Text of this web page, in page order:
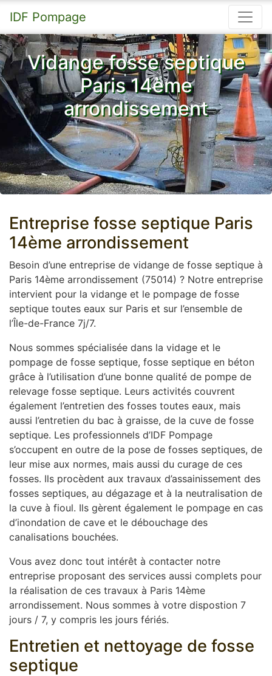
IDF Pompage
Vidange fosse septique
Paris 14ème
arrondissement
Entreprise fosse septique Paris
14ème arrondissement
Besoin d’une entreprise de vidange de fosse septique à
Paris 14ème arrondissement (75014) ? Notre entreprise
intervient pour la vidange et le pompage de fosse
septique toutes eaux sur Paris et sur l’ensemble de
l’Île-de-France 7j/7.
Nous sommes spécialisée dans la vidage et le
pompage de fosse septique, fosse septique en béton
grâce à l’utilisation d’une bonne qualité de pompe de
relevage fosse septique. Leurs activités couvrent
également l’entretien des fosses toutes eaux, mais
aussi l’entretien du bac à graisse, de la cuve de fosse
septique. Les professionnels d’IDF Pompage
s’occupent en outre de la pose de fosses septiques, de
leur mise aux normes, mais aussi du curage de ces
fosses. Ils procèdent aux travaux d’assainissement des
fosses septiques, au dégazage et à la neutralisation de
la cuve à fioul. Ils gèrent également le pompage en cas
d’inondation de cave et le débouchage des
canalisations bouchées.
Vous avez donc tout intérêt à contacter notre
entreprise proposant des services aussi complets pour
la réalisation de ces travaux à Paris 14ème
arrondissement. Nous sommes à votre dispostion 7
jours / 7, y compris les jours fériés.
Entretien et nettoyage de fosse
septique